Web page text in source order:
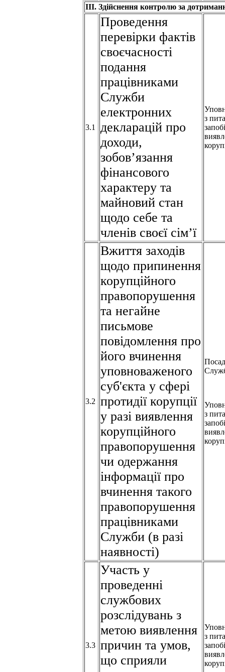
ІІІ. Здійснення контролю за
3.1
Проведення
перевірки фактів
своєчасності
подання
працівниками
Служби
електронних
декларацій про
доходи,
зобов’язання
фінансового
характеру та
майновий стан
щодо себе та
членів своєї сім’ї
з
3.2
Вжиття заходів
щодо припинення
корупційного
правопорушення
та негайне
письмове
повідомлення про
його вчинення
уповноваженого
суб'єкта у сфері
протидії корупції
у разі виявлення
корупційного
правопорушення
чи одержання
інформації про
вчинення такого
правопорушення
працівниками
Служби (в разі
наявності)
з
3.3
Участь у
проведенні
службових
розслідувань з
метою виявлення
причин та умов,
що сприяли
з